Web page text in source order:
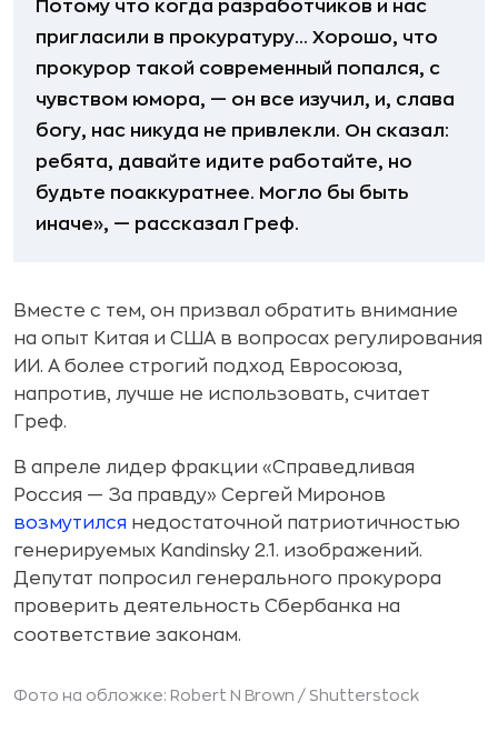
Потому что когда разработчиков и нас
пригласили в прокуратуру… Хорошо, что
прокурор такой современный попался, с
чувством юмора, — он все изучил, и, слава
богу, нас никуда не привлекли. Он сказал:
ребята, давайте идите работайте, но
будьте поаккуратнее. Могло бы быть
иначе», — рассказал Греф.
Вместе с тем, он призвал обратить внимание
на опыт Китая и США в вопросах регулирования
ИИ. А более строгий подход Евросоюза,
напротив, лучше не использовать, считает
Греф.
В апреле лидер фракции «Справедливая
Россия — За правду» Сергей Миронов
возмутился недостаточной патриотичностью
генерируемых Kandinsky 2.1. изображений.
Депутат попросил генерального прокурора
проверить деятельность Сбербанка на
соответствие законам.
Фото на обложке: Robert N Brown / Shutterstock